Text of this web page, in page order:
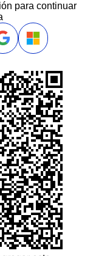
para continuar